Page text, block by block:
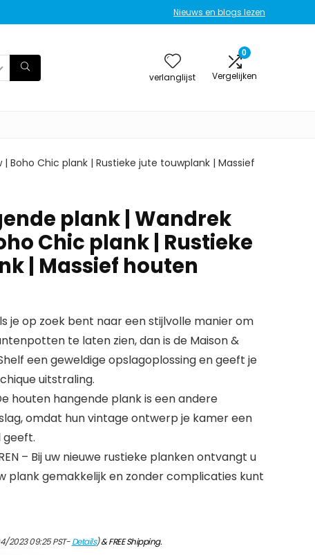
Nieuws en blogs lezen
verlanglijst
0
Vergelijken
Chic plank | Rustieke jute touwplank | Massief
plank | Wandrek
Chic plank | Rustieke
| Massief houten
je op zoek bent naar een stijlvolle manier om
te laten zien, dan is de Maison &
een geweldige opslagoplossing en geeft je
uitstraling.
houten hangende plank is een andere
omdat hun vintage ontwerp je kamer een
geeft.
– Bij uw nieuwe rustieke planken ontvangt u
plank gemakkelijk en zonder complicaties kunt
2023 09:25 PST-Details)&FREE Shipping.